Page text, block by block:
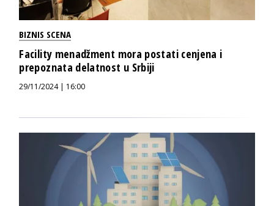
BIZNIS SCENA
Facility menadžment mora postati cenjena i
prepoznata delatnost u Srbiji
29/11/2024 | 16:00